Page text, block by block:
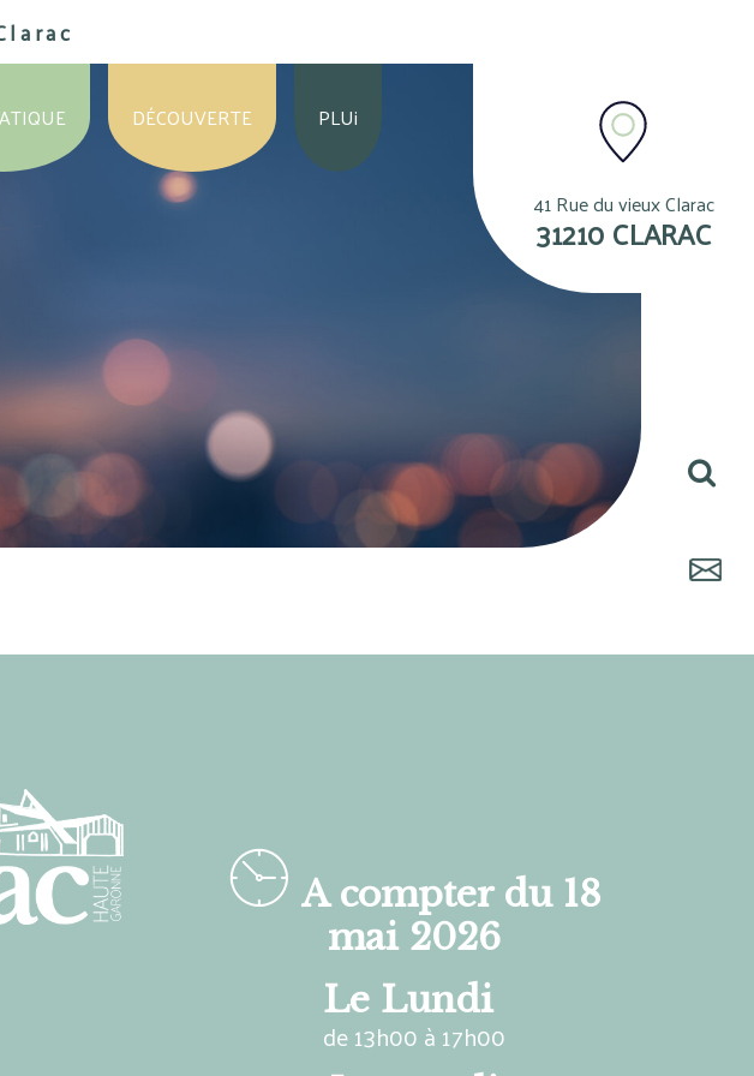
41 Rue du vieux Clarac
31210 CLARAC
DÉCOUVERTE PLUi
A compter du 18
mai 2026
Le Lundi
de 13h00 à 17h00